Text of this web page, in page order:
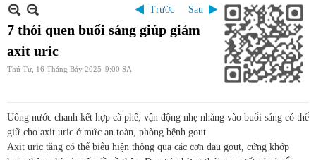
Trước Sau
7 thói quen buổi sáng giúp giảm
axit uric
Thứ Tư, 16 Tháng Bảy 2025 9:00 SA
Uống nước chanh kết hợp cà phê, vận động nhẹ nhàng vào buổi sáng có thể
giữ cho axit uric ở mức an toàn, phòng bệnh gout.
Axit uric tăng có thể biểu hiện thông qua các cơn đau gout, cứng khớp